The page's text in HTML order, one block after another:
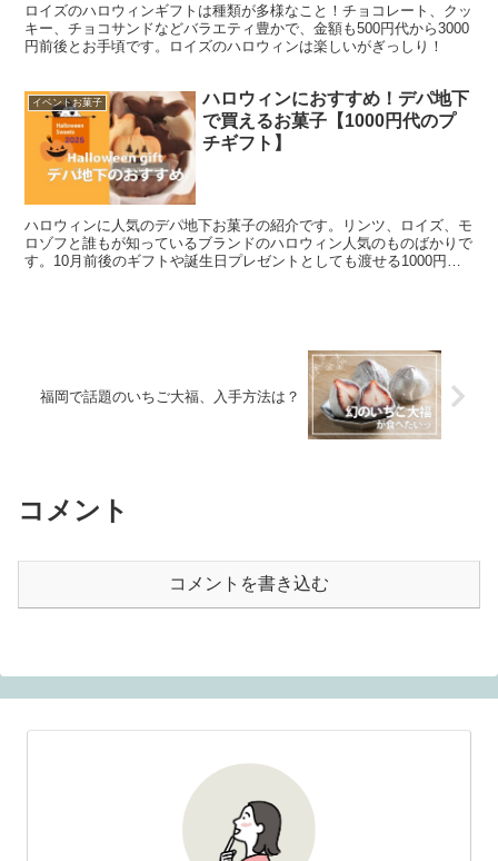
ロイズのハロウィンギフトは種類が多様なこと！チョコレート、クッ
キー、チョコサンドなどバラエティ豊かで、金額も500円代から3000
円前後とお手頃です。ロイズのハロウィンは楽しいがぎっしり！
イベントお菓子
ハロウィンにおすすめ！デパ地下
で買えるお菓子【1000円代のプ
チギフト】
ハロウィンに人気のデパ地下お菓子の紹介です。リンツ、ロイズ、モ
ロゾフと誰もが知っているブランドのハロウィン人気のものばかりで
す。10月前後のギフトや誕生日プレゼントとしても渡せる1000円代
福岡で話題のいちご大福、入手方法は？
コメント
コメントを書き込む